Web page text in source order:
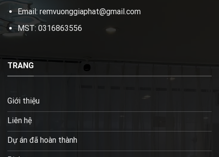
Email: remvuonggiaphat@gmail.com
MST: 0316863556
TRANG
Giới thiệu
Liên hệ
Dự án đã hoàn thành